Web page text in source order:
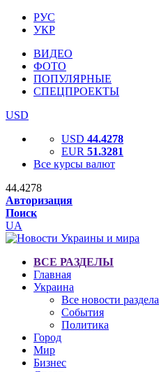
РУС
УКР
ВИДЕО
ФОТО
ПОПУЛЯРНЫЕ
СПЕЦПРОЕКТЫ
USD
USD 44.4278
EUR 51.3281
Все курсы валют
44.4278
Авторизация
Поиск
UA
ВСЕ РАЗДЕЛЫ
Главная
Украина
Все новости раздела
События
Политика
Город
Мир
Бизнес